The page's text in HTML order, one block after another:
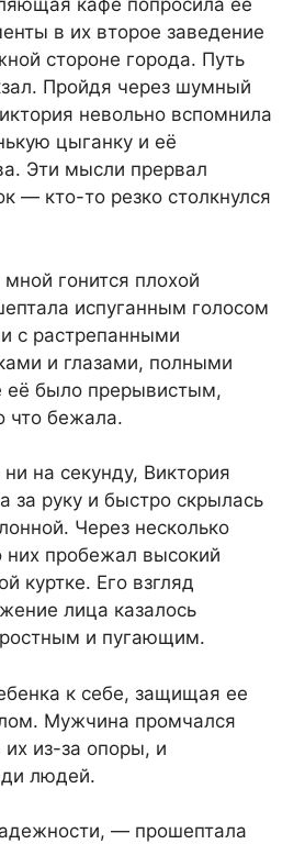
кафе попросила её
в их второе заведение
стороне города. Путь
Пройдя через шумный
невольно вспомнила
цыганку и её
Эти мысли прервал
— кто-то резко столкнулся
гонится плохой
испуганным голосом
с растрепанными
и глазами, полными
её было прерывистым,
что бежала.
на секунду, Виктория
за руку и быстро скрылась
Через несколько
пробежал высокий
куртке. Его взгляд
лица казалось
и пугающим.
к себе, защищая ее
Мужчина промчался
из-за опоры, и
людей.
— прошептала